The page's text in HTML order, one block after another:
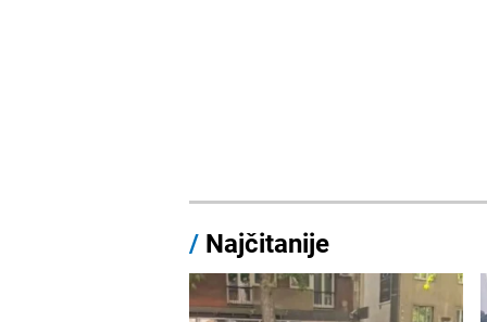
/ Najčitanije